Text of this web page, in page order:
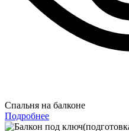
Спальня на балконе
Подробнее